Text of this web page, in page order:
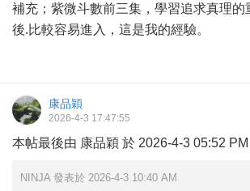
補充；紫微斗數前三集，學習追求真理的
後.比較容易進入，這是我的經驗。
康品穎
2026-4-3 17:47:55
本帖最後由 康品穎 於 2026-4-3 05:52
NINJA 發表於 2026-4-3 10:40 AM